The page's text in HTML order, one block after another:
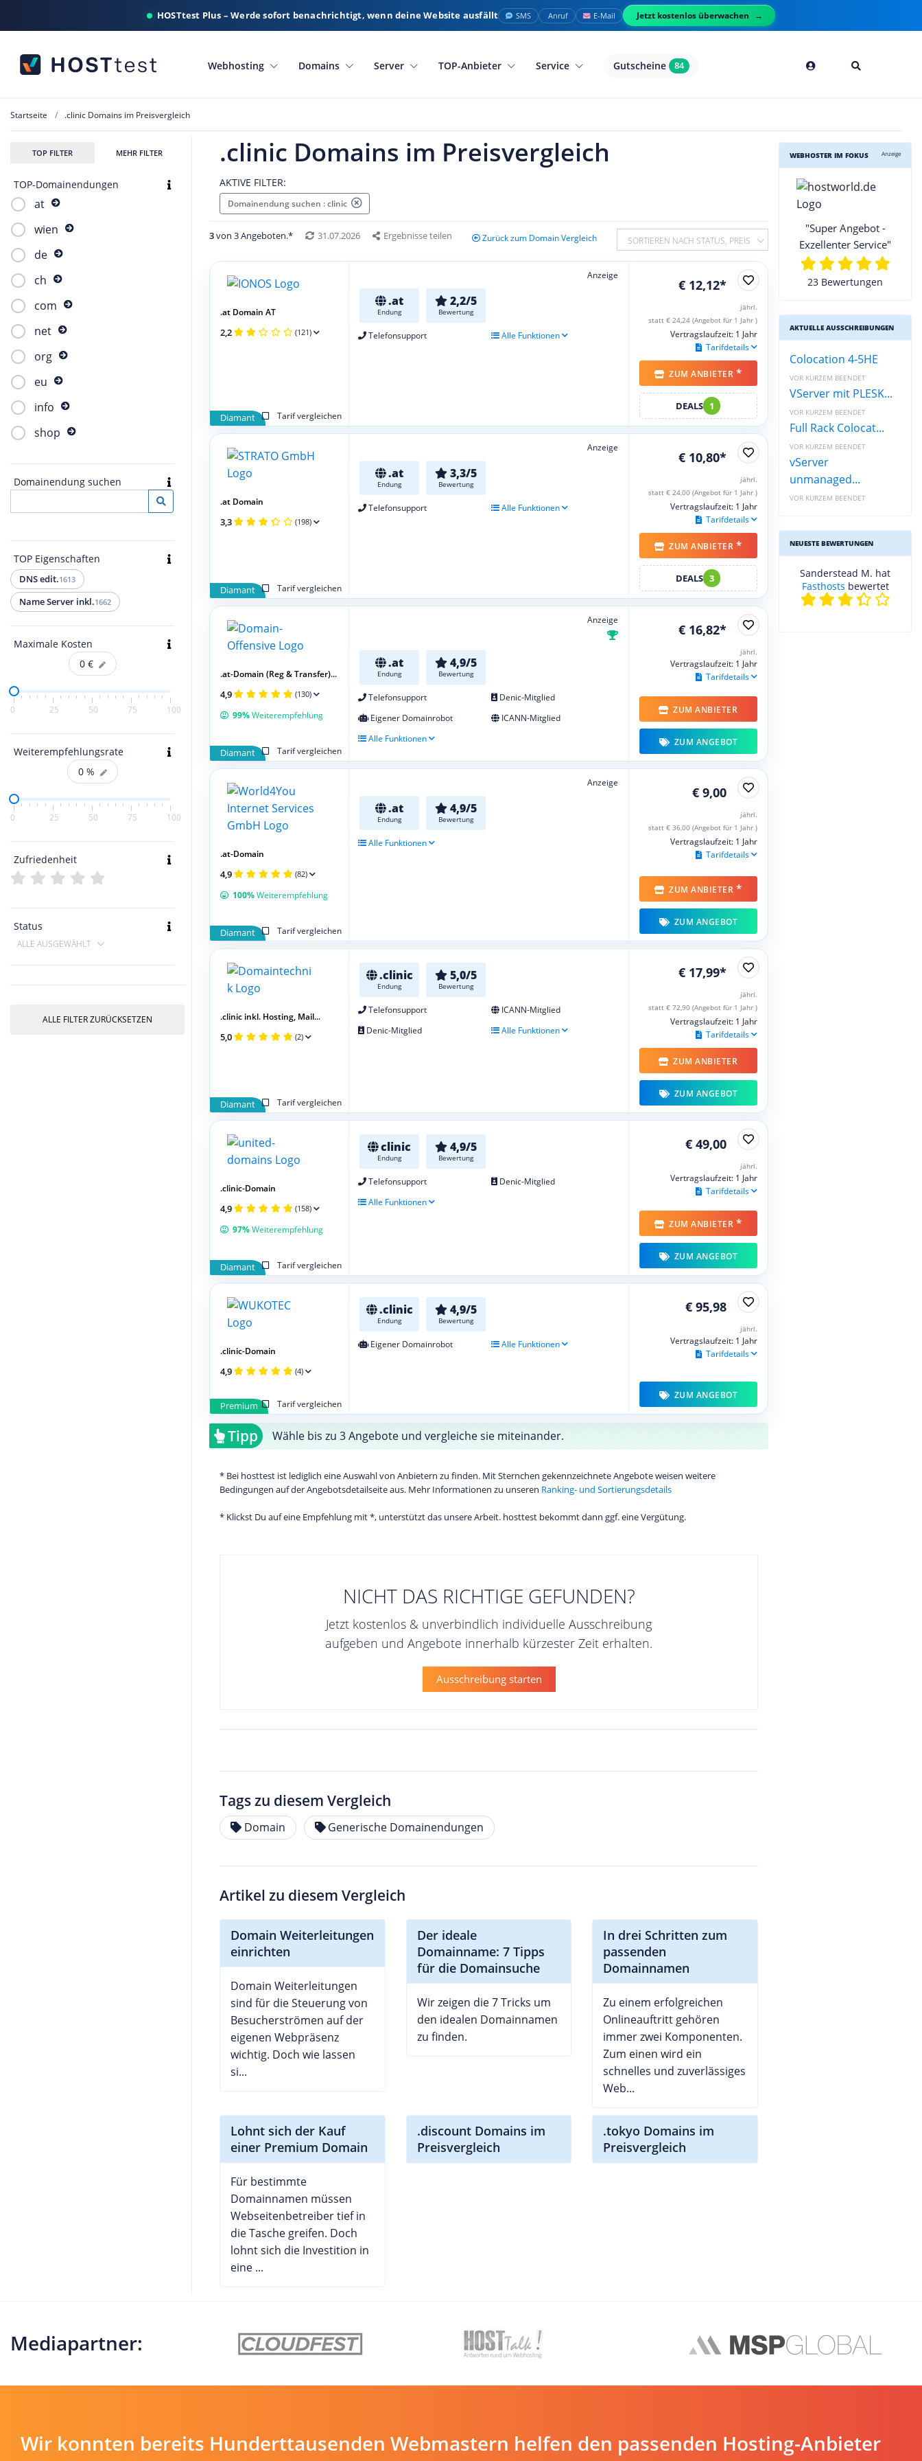
HOSTtest Plus – Werde sofort benachrichtigt, wenn deine Website ausfällt SMS Anruf E-Mail Jetzt kostenlos überwachen
Webhosting Domains Server TOP-Anbieter Service Gutscheine 84
Startseite .clinic Domains im Preisvergleich
TOP FILTER MEHR FILTER
TOP-Domainendungen
at
wien
de
ch
com
net
org
eu
info
shop
Domainendung suchen
TOP Eigenschaften
DNS edit.1613
Name Server inkl.1662
Maximale Kosten
0 €
0 25 50 75 100
Weiterempfehlungsrate
0 %
0 25 50 75 100
Zufriedenheit
Status
ALLE AUSGEWÄHLT
ALLE FILTER ZURÜCKSETZEN
.clinic Domains im Preisvergleich
AKTIVE FILTER:
Domainendung suchen : clinic
3von 3 Angeboten.* 31.07.2026 Ergebnisse teilen Zurück zum Domain Vergleich SORTIEREN NACH STATUS, PREIS
Anzeige
.at
Endung
2,2/5
Bewertung
Telefonsupport Alle Funktionen
Diamant Tarif vergleichen
.at Domain AT
2,2 (121)
€ 12,12*
jährl.
statt € 24,24 (Angebot für 1 Jahr )
Vertragslaufzeit: 1 Jahr
Tarifdetails
ZUM ANBIETER *
DEALS 1
Anzeige
.at
Endung
3,3/5
Bewertung
Telefonsupport Alle Funktionen
Diamant Tarif vergleichen
.at Domain
3,3 (198)
€ 10,80*
jährl.
statt € 24,00 (Angebot für 1 Jahr )
Vertragslaufzeit: 1 Jahr
Tarifdetails
ZUM ANBIETER *
DEALS 3
Anzeige
.at
Endung
4,9/5
Bewertung
Telefonsupport
Denic-Mitglied
Eigener Domainrobot
ICANN-Mitglied
Alle Funktionen
Diamant
Tarif vergleichen
.at-Domain (Reg & Transfer)...
4,9 (130)
99%Weiterempfehlung
€ 16,82*
jährl.
Vertragslaufzeit: 1 Jahr
Tarifdetails
ZUM ANBIETER
ZUM ANGEBOT
Anzeige
.at
Endung
4,9/5
Bewertung
Alle Funktionen
Diamant Tarif vergleichen
.at-Domain
4,9 (82)
100%Weiterempfehlung
€ 9,00
jährl.
statt € 36,00 (Angebot für 1 Jahr )
Vertragslaufzeit: 1 Jahr
Tarifdetails
ZUM ANBIETER *
ZUM ANGEBOT
.clinic
Endung
5,0/5
Bewertung
Telefonsupport
ICANN-Mitglied
Denic-Mitglied
Alle Funktionen
Diamant Tarif vergleichen
.clinic inkl. Hosting, Mail...
5,0 (2)
€ 17,99*
jährl.
statt € 72,90 (Angebot für 1 Jahr )
Vertragslaufzeit: 1 Jahr
Tarifdetails
ZUM ANBIETER
ZUM ANGEBOT
clinic
Endung
4,9/5
Bewertung
Telefonsupport
Denic-Mitglied
Alle Funktionen
Diamant Tarif vergleichen
.clinic-Domain
4,9 (158)
97%Weiterempfehlung
€ 49,00
jährl.
Vertragslaufzeit: 1 Jahr
Tarifdetails
ZUM ANBIETER *
ZUM ANGEBOT
.clinic
Endung
4,9/5
Bewertung
Eigener Domainrobot Alle Funktionen
Premium Tarif vergleichen
.clinic-Domain
4,9 (4)
€ 95,98
jährl.
Vertragslaufzeit: 1 Jahr
Tarifdetails
ZUM ANGEBOT
Tipp Wähle bis zu 3 Angebote und vergleiche sie miteinander.
* Bei hosttest ist lediglich eine Auswahl von Anbietern zu finden. Mit Sternchen gekennzeichnete Angebote weisen weitere
Bedingungen auf der Angebotsdetailseite aus. Mehr Informationen zu unseren Ranking- und Sortierungsdetails
* Klickst Du auf eine Empfehlung mit *, unterstützt das unsere Arbeit. hosttest bekommt dann ggf. eine Vergütung.
NICHT DAS RICHTIGE GEFUNDEN?
Jetzt kostenlos & unverbindlich individuelle Ausschreibung
aufgeben und Angebote innerhalb kürzester Zeit erhalten.
Ausschreibung starten
Tags zu diesem Vergleich
Domain Generische Domainendungen
Artikel zu diesem Vergleich
Domain Weiterleitungen
einrichten
Domain Weiterleitungen
sind für die Steuerung von
Besucherströmen auf der
eigenen Webpräsenz
wichtig. Doch wie lassen
si...
Der ideale
Domainname: 7 Tipps
für die Domainsuche
Wir zeigen die 7 Tricks um
den idealen Domainnamen
zu finden.
In drei Schritten zum
passenden
Domainnamen
Zu einem erfolgreichen
Onlineauftritt gehören
immer zwei Komponenten.
Zum einen wird ein
schnelles und zuverlässiges
Web...
Lohnt sich der Kauf
einer Premium Domain
Für bestimmte
Domainnamen müssen
Webseitenbetreiber tief in
die Tasche greifen. Doch
lohnt sich die Investition in
eine ...
.discount Domains im
Preisvergleich
.tokyo Domains im
Preisvergleich
WEBHOSTER IM FOKUS Anzeige
"Super Angebot -
Exzellenter Service"
23 Bewertungen
AKTUELLE AUSSCHREIBUNGEN
Colocation 4-5HE
VOR KURZEM BEENDET
VServer mit PLESK...
VOR KURZEM BEENDET
Full Rack Colocat...
VOR KURZEM BEENDET
vServer
unmanaged...
VOR KURZEM BEENDET
NEUESTE BEWERTUNGEN
Alaa S. hatnetcup
bewertet
Mediapartner:
Wir konnten bereits Hunderttausenden Webmastern helfen den passenden Hosting-Anbieter